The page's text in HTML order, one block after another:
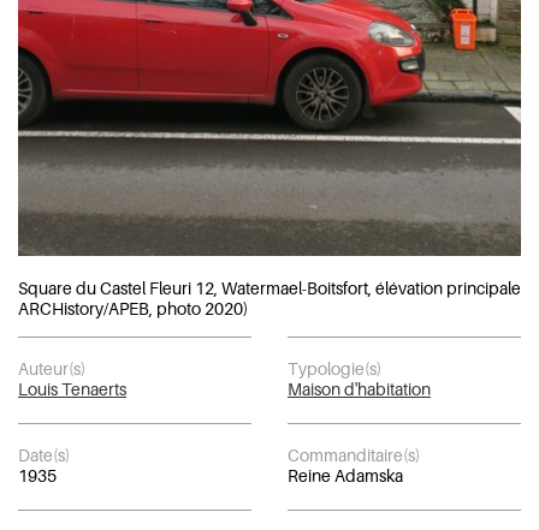
Square du Castel Fleuri 12, Watermael-Boitsfort, élévation principale
ARCHistory/APEB, photo 2020)
Auteur(s)
Louis Tenaerts
Typologie(s)
Maison d'habitation
Date(s)
1935
Commanditaire(s)
Reine Adamska